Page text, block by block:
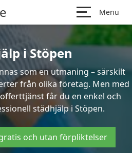
Menu
i Stöpen
som en utmaning – särskilt
från olika företag. Men med
får du en enkel och
städhjälp i Stöpen.
och utan förpliktelser